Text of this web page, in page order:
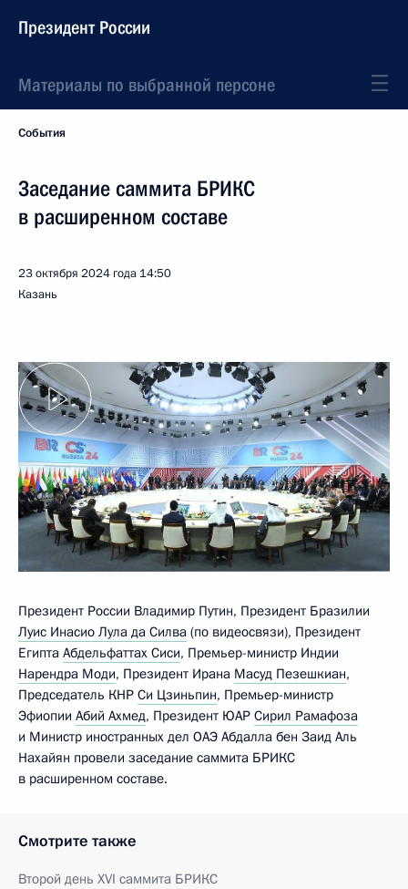
Президент России
Материалы по выбранной персоне
События
Заседание саммита БРИКС
в расширенном составе
23 октября 2024 года 14:50
Казань
Президент России Владимир Путин, Президент Бразилии
Луис Инасио Лула да Силва (по видеосвязи), Президент
Египта Абдельфаттах Сиси, Премьер-министр Индии
Нарендра Моди, Президент Ирана Масуд Пезешкиан,
Председатель КНР Си Цзиньпин, Премьер-министр
Эфиопии Абий Ахмед, Президент ЮАР Сирил Рамафоза
и Министр иностранных дел ОАЭ Абдалла бен Заид Аль
Нахайян провели заседание саммита БРИКС
в расширенном составе.
Смотрите также
Второй день XVI саммита БРИКС